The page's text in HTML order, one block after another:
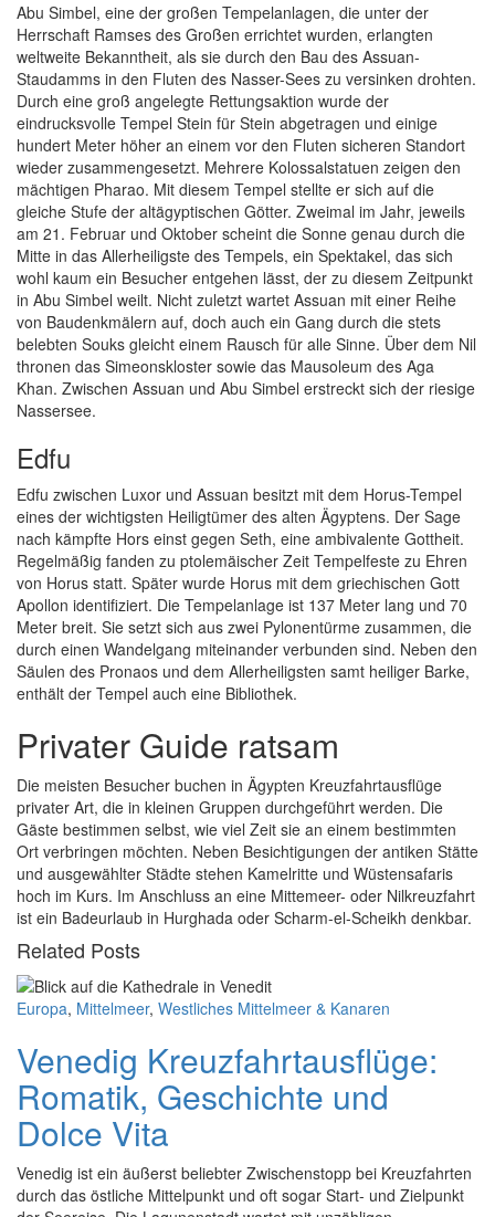
Abu Simbel, eine der großen Tempelanlagen, die unter der
Herrschaft Ramses des Großen errichtet wurden, erlangten
weltweite Bekanntheit, als sie durch den Bau des Assuan-
Staudamms in den Fluten des Nasser-Sees zu versinken drohten.
Durch eine groß angelegte Rettungsaktion wurde der
eindrucksvolle Tempel Stein für Stein abgetragen und einige
hundert Meter höher an einem vor den Fluten sicheren Standort
wieder zusammengesetzt. Mehrere Kolossalstatuen zeigen den
mächtigen Pharao. Mit diesem Tempel stellte er sich auf die
gleiche Stufe der altägyptischen Götter. Zweimal im Jahr, jeweils
am 21. Februar und Oktober scheint die Sonne genau durch die
Mitte in das Allerheiligste des Tempels, ein Spektakel, das sich
wohl kaum ein Besucher entgehen lässt, der zu diesem Zeitpunkt
in Abu Simbel weilt. Nicht zuletzt wartet Assuan mit einer Reihe
von Baudenkmälern auf, doch auch ein Gang durch die stets
belebten Souks gleicht einem Rausch für alle Sinne. Über dem Nil
thronen das Simeonskloster sowie das Mausoleum des Aga
Khan. Zwischen Assuan und Abu Simbel erstreckt sich der riesige
Nassersee.
Edfu
Edfu zwischen Luxor und Assuan besitzt mit dem Horus-Tempel
eines der wichtigsten Heiligtümer des alten Ägyptens. Der Sage
nach kämpfte Hors einst gegen Seth, eine ambivalente Gottheit.
Regelmäßig fanden zu ptolemäischer Zeit Tempelfeste zu Ehren
von Horus statt. Später wurde Horus mit dem griechischen Gott
Apollon identifiziert. Die Tempelanlage ist 137 Meter lang und 70
Meter breit. Sie setzt sich aus zwei Pylonentürme zusammen, die
durch einen Wandelgang miteinander verbunden sind. Neben den
Säulen des Pronaos und dem Allerheiligsten samt heiliger Barke,
enthält der Tempel auch eine Bibliothek.
Privater Guide ratsam
Die meisten Besucher buchen in Ägypten Kreuzfahrtausflüge
privater Art, die in kleinen Gruppen durchgeführt werden. Die
Gäste bestimmen selbst, wie viel Zeit sie an einem bestimmten
Ort verbringen möchten. Neben Besichtigungen der antiken Stätte
und ausgewählter Städte stehen Kamelritte und Wüstensafaris
hoch im Kurs. Im Anschluss an eine Mittemeer- oder Nilkreuzfahrt
ist ein Badeurlaub in Hurghada oder Scharm-el-Scheikh denkbar.
Related Posts
Europa, Mittelmeer, Westliches Mittelmeer & Kanaren
Venedig Kreuzfahrtausflüge:
Romatik, Geschichte und
Dolce Vita
Venedig ist ein äußerst beliebter Zwischenstopp bei Kreuzfahrten
durch das östliche Mittelpunkt und oft sogar Start- und Zielpunkt